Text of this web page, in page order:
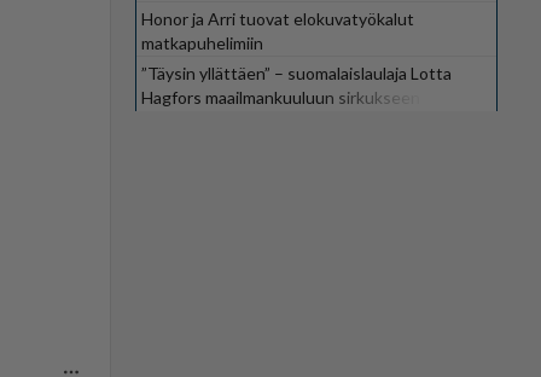
kokonaisuus”
Honor ja Arri tuovat elokuvatyökalut
matkapuhelimiin
”Täysin yllättäen” – suomalaislaulaja Lotta
Hagfors maailmankuuluun sirkukseen